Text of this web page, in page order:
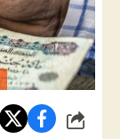
شارك